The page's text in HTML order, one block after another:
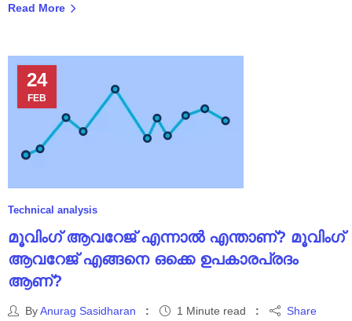
Read More
24
FEB
Technical analysis
മൂവിംഗ് ആവറേജ് എന്നാൽ എന്താണ്? മൂവിംഗ്
ആവറേജ് എങ്ങനെ ഒക്കെ ഉപകാരപ്രദം
ആണ്?
ByAnurag Sasidharan 1 Minute read Share